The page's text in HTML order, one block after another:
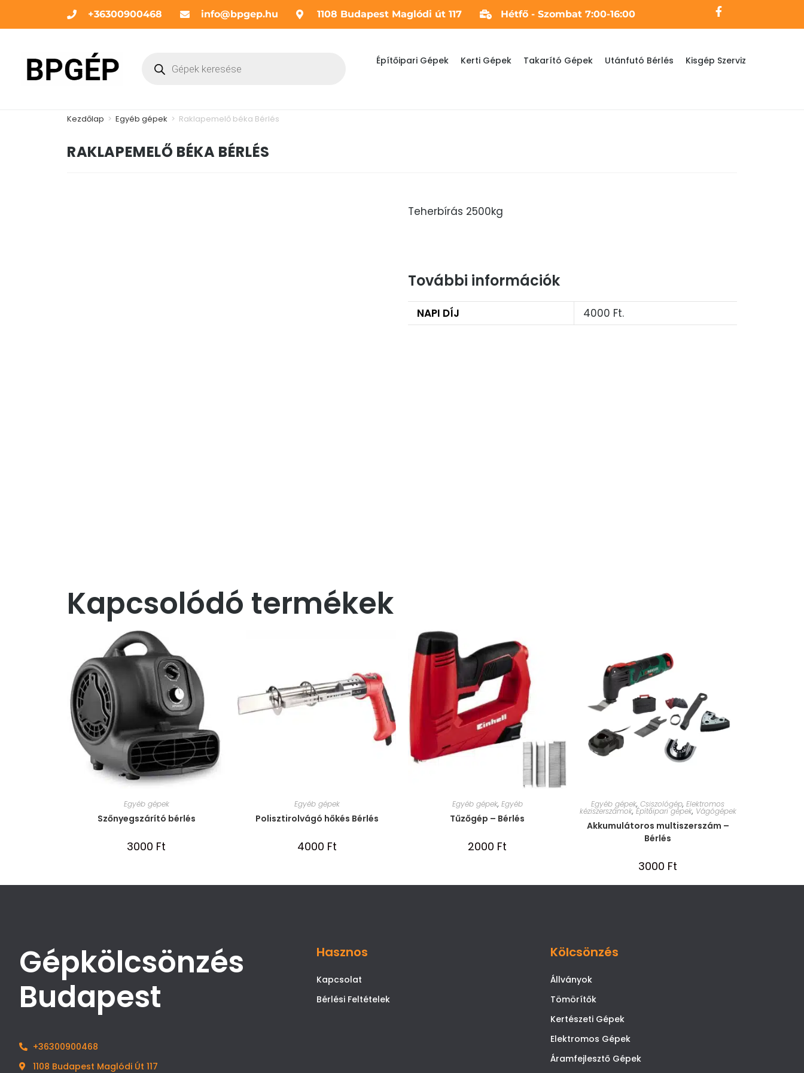
+36300900468 info@bpgep.hu 1108 Budapest Maglódi út 117 Hétfő - Szombat 7:00-16:00
Építőipari Gépek Kerti Gépek Takarító Gépek Utánfutó Bérlés Kisgép Szerviz
Kezdőlap > Egyéb gépek > Raklapemelő béka Bérlés
RAKLAPEMELŐ BÉKA BÉRLÉS
Teherbírás 2500kg
További információk
NAPI DÍJ 4000 Ft.
Kapcsolódó termékek
Egyéb gépek
Szőnyegszárító bérlés
3000 Ft
Egyéb gépek
Polisztirolvágó hőkés Bérlés
4000 Ft
Egyéb gépek, Egyéb
Tűzőgép – Bérlés
2000 Ft
Egyéb gépek, Csiszológép, Elektromos
kéziszerszámok, Építőipari gépek, Vágógépek
Akkumulátoros multiszerszám –
Bérlés
3000 Ft
Gépkölcsönzés
Budapest
+36300900468
1108 Budapest Maglódi Út 117
Hasznos
Kapcsolat
Bérlési Feltételek
Kölcsönzés
Állványok
Tömörítők
Kertészeti Gépek
Elektromos Gépek
Áramfejlesztő Gépek